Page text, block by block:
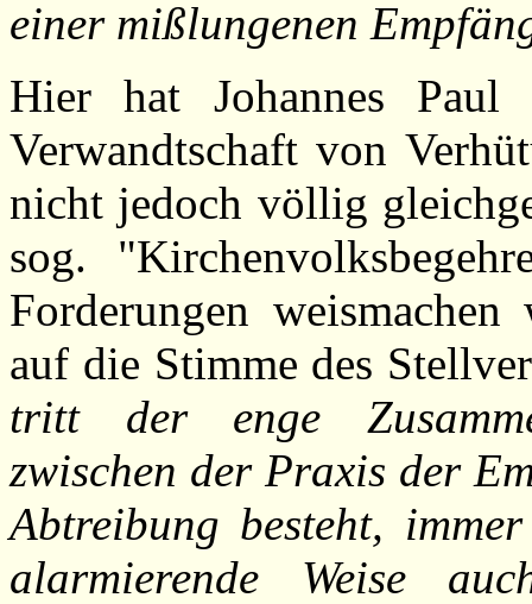
einer mißlungenen
Hier hat Johannes
Verwandtschaft von
nicht jedoch völlig
sog.
Forderungen
auf die Stimme des
tritt der enge
zwischen der Praxis der
Abtreibung besteht,
alarmierende Weise